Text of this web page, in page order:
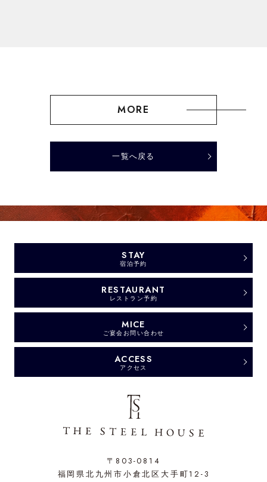
MORE
一覧へ戻る
STAY
宿泊予約
RESTAURANT
レストラン予約
MICE
ご宴会お問い合わせ
ACCESS
アクセス
〒803-0814
福岡県北九州市小倉北区大手町12-3